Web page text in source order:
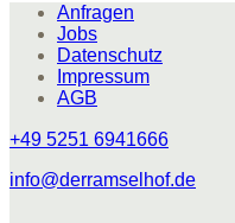
Anfragen
Jobs
Datenschutz
Impressum
AGB
+49 5251 6941666
info@derramselhof.de